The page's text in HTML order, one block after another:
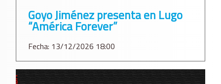
Goyo Jiménez presenta en Lugo
“América Forever”
Fecha: 13/12/2026 18:00